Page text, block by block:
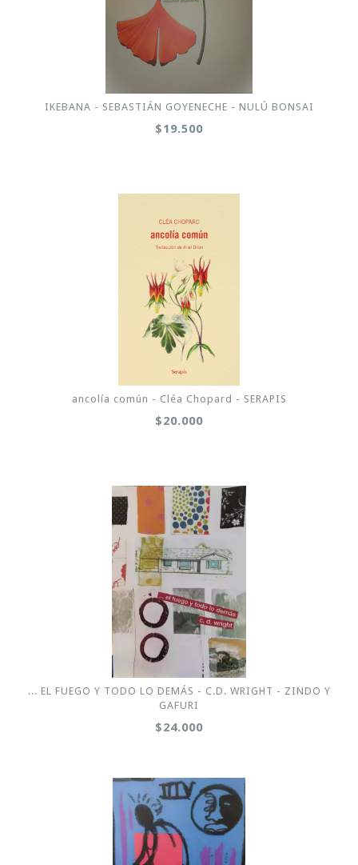
IKEBANA - SEBASTIÁN GOYENECHE - NULÚ BONSAI
$19.500
ancolía común - Cléa Chopard - SERAPIS
$20.000
... EL FUEGO Y TODO LO DEMÁS - C.D. WRIGHT - ZINDO Y
GAFURI
$24.000